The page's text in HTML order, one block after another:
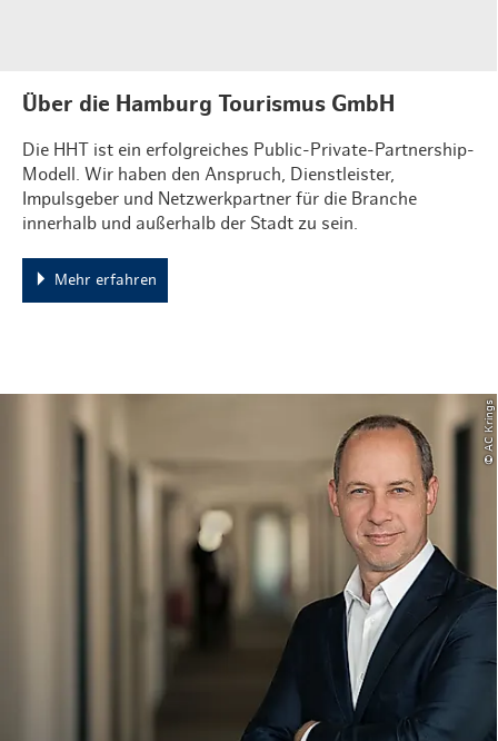
Über die Hamburg Tourismus GmbH
Die HHT ist ein erfolgreiches Public-Private-Partnership-
Modell. Wir haben den Anspruch, Dienstleister,
Impulsgeber und Netzwerkpartner für die Branche
innerhalb und außerhalb der Stadt zu sein.
Mehr erfahren
© AC Krings